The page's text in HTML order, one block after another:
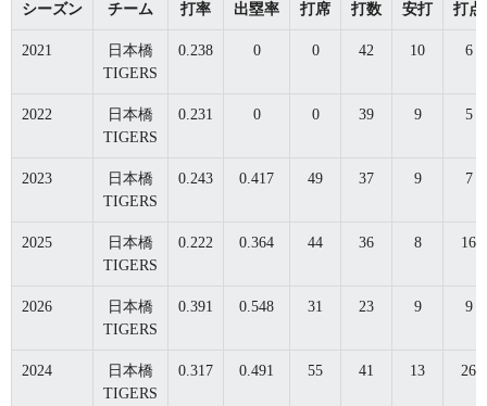
シーズン チーム 打率 出塁率 打席 打数 安打 打点
2021
日本橋
TIGERS
0.238 0 0 42 10 6
2022
日本橋
TIGERS
0.231 0 0 39 9 5
2023
日本橋
TIGERS
0.243 0.417 49 37 9 7
2025
日本橋
TIGERS
0.222 0.364 44 36 8 16
2026
日本橋
TIGERS
0.391 0.548 31 23 9 9
2024
日本橋
TIGERS
0.317 0.491 55 41 13 26